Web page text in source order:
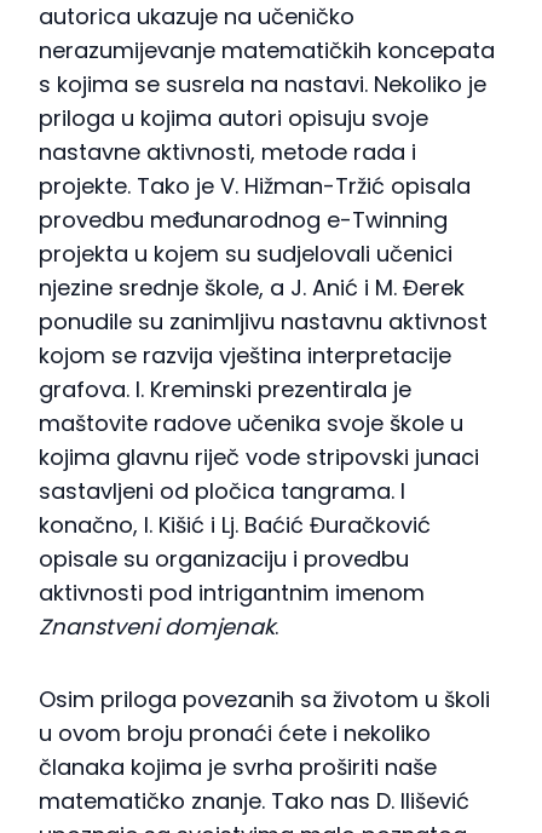
autorica ukazuje na učeničko
nerazumijevanje matematičkih koncepata
s kojima se susrela na nastavi. Nekoliko je
priloga u kojima autori opisuju svoje
nastavne aktivnosti, metode rada i
projekte. Tako je V. Hižman-Tržić opisala
provedbu međunarodnog e-Twinning
projekta u kojem su sudjelovali učenici
njezine srednje škole, a J. Anić i M. Đerek
ponudile su zanimljivu nastavnu aktivnost
kojom se razvija vještina interpretacije
grafova. I. Kreminski prezentirala je
maštovite radove učenika svoje škole u
kojima glavnu riječ vode stripovski junaci
sastavljeni od pločica tangrama. I
konačno, I. Kišić i Lj. Baćić Đuračković
opisale su organizaciju i provedbu
aktivnosti pod intrigantnim imenom
Znanstveni domjenak.
Osim priloga povezanih sa životom u školi
u ovom broju pronaći ćete i nekoliko
članaka kojima je svrha proširiti naše
matematičko znanje. Tako nas D. Ilišević